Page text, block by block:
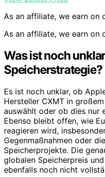
As an affiliate, we earn on
As an affiliate, we earn on
Was ist noch
Speicherstrategie?
Es ist noch unklar, ob
Hersteller CXMT in
auswählt oder ob dies nur
Ebenso bleibt offen, wie
reagieren wird,
Gegenmaßnahmen oder
Speicherprojekte. Die
globalen Speicherpreis
ebenfalls noch nicht